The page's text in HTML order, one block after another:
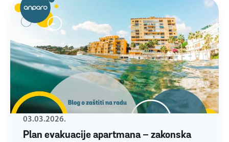
Plan evakuacije apartmana – zakonska
03.03.2026.